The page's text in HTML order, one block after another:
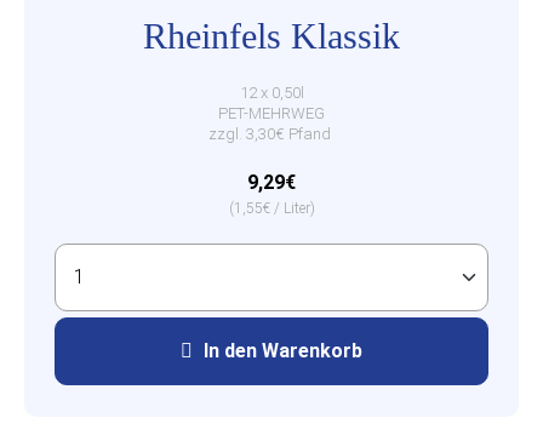
Rheinfels Klassik
12 x 0,50l
PET-MEHRWEG
zzgl. 3,30€ Pfand
9,29€
(1,55€ / Liter)
In den Warenkorb